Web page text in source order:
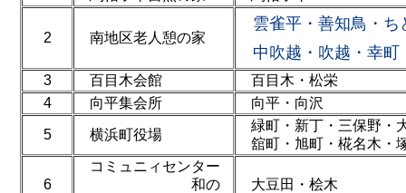
2 南地区老人憩の家
雲雀平・善知鳥・ち
中吹越・吹越・幸町
3 百目木会館
百目木・松栄
4
向平集会所 向平・向沢
5 横浜町役場
緑町・新丁・三保野・
舘町・旭町・椛名木・
6
コミュニィセンター
和の
大豆田・桧木